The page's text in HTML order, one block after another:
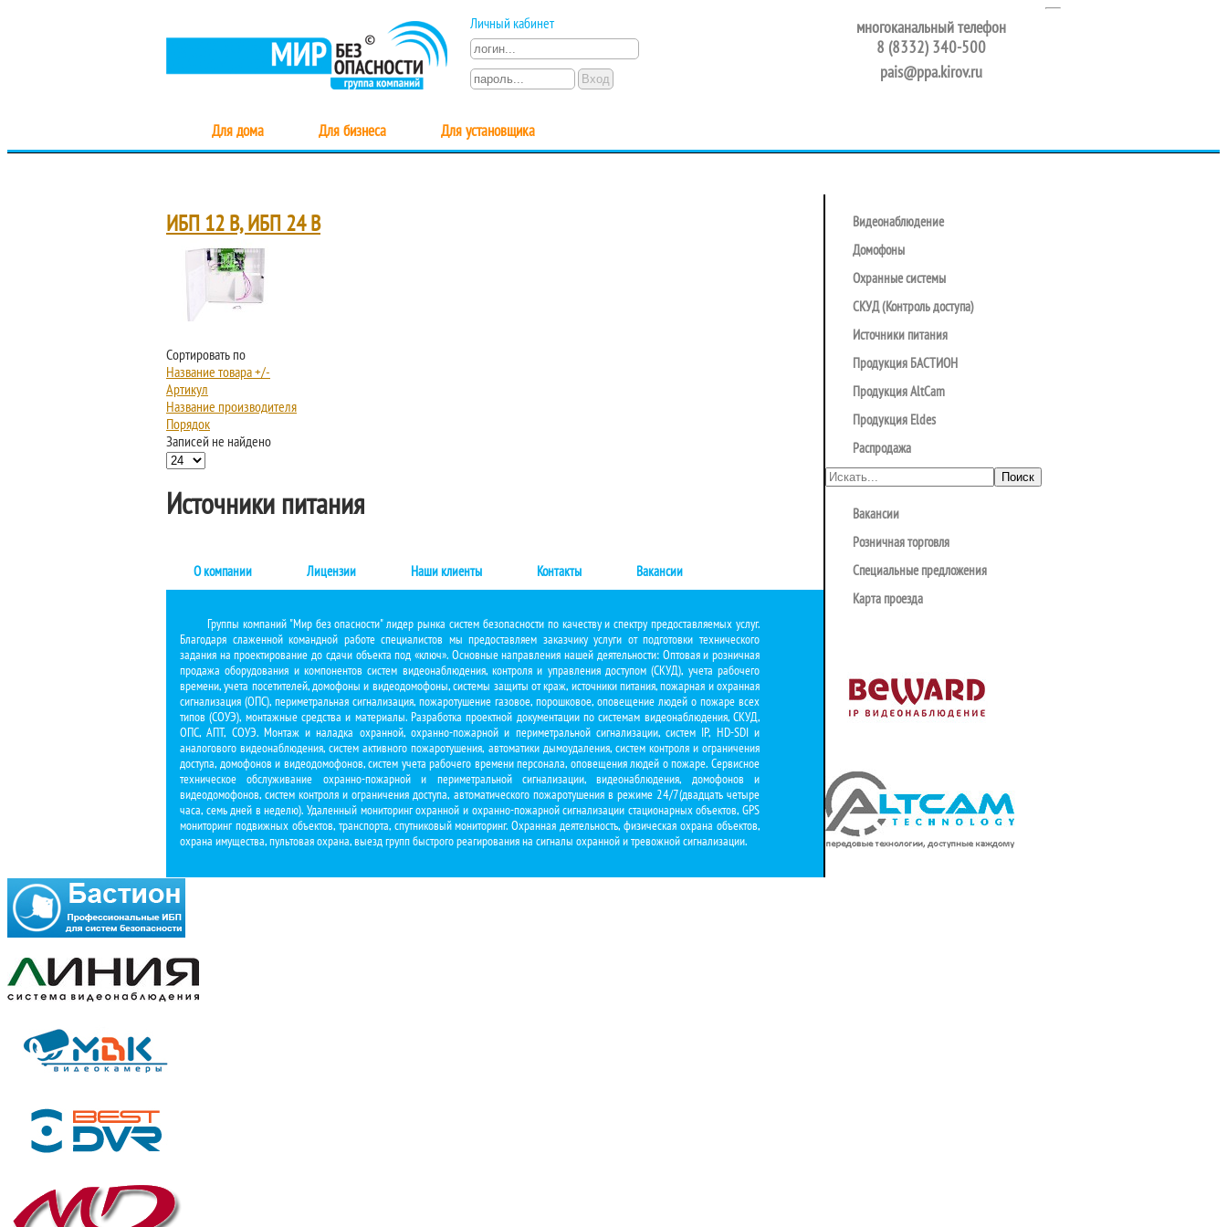
Личный кабинет
многоканальный телефон
8 (8332) 340-500
pais@ppa.kirov.ru
Для дома Для бизнеса Для установщика
ИБП 12 В, ИБП 24 В
Сортировать по
Название товара +/-
Артикул
Название производителя
Порядок
Записей не найдено
Источники питания
О компании Лицензии Наши клиенты Контакты Вакансии
Группы компаний "Мир без опасности" лидер рынка систем безопасности по качеству и спектру предоставляемых услуг.
Благодаря слаженной командной работе специалистов мы предоставляем заказчику услуги от подготовки технического
задания на проектирование до сдачи объекта под «ключ». Основные направления нашей деятельности: Оптовая и розничная
продажа оборудования и компонентов систем видеонаблюдения, контроля и управления доступом (СКУД), учета рабочего
времени, учета посетителей, домофоны и видеодомофоны, системы защиты от краж, источники питания, пожарная и охранная
сигнализация (ОПС), периметральная сигнализация, пожаротушение газовое, порошковое, оповещение людей о пожаре всех
типов (СОУЭ), монтажные средства и материалы. Разработка проектной документации по системам видеонаблюдения, СКУД,
ОПС, АПТ, СОУЭ. Монтаж и наладка охранной, охранно-пожарной и периметральной сигнализации, систем IP, HD-SDI и
аналогового видеонаблюдения, систем активного пожаротушения, автоматики дымоудаления, систем контроля и ограничения
доступа, домофонов и видеодомофонов, систем учета рабочего времени персонала, оповещения людей о пожаре. Сервисное
техническое обслуживание охранно-пожарной и периметральной сигнализации, видеонаблюдения, домофонов и
видеодомофонов, систем контроля и ограничения доступа, автоматического пожаротушения в режиме 24/7(двадцать четыре
часа, семь дней в неделю). Удаленный мониторинг охранной и охранно-пожарной сигнализации стационарных объектов, GPS
мониторинг подвижных объектов, транспорта, спутниковый мониторинг. Охранная деятельность, физическая охрана объектов,
охрана имущества, пультовая охрана, выезд групп быстрого реагирования на сигналы охранной и тревожной сигнализации.
Видеонаблюдение
Домофоны
Охранные системы
СКУД (Контроль доступа)
Источники питания
Продукция БАСТИОН
Продукция AltCam
Продукция Eldes
Распродажа
Вакансии
Розничная торговля
Специальные предложения
Карта проезда